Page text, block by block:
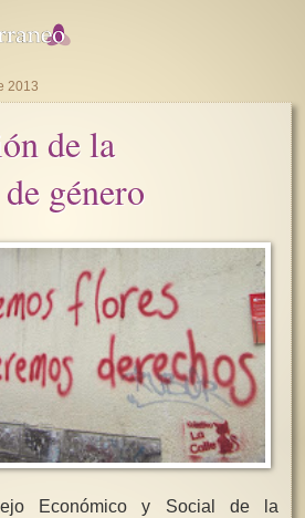
2013
de la
género
Económico y Social de la